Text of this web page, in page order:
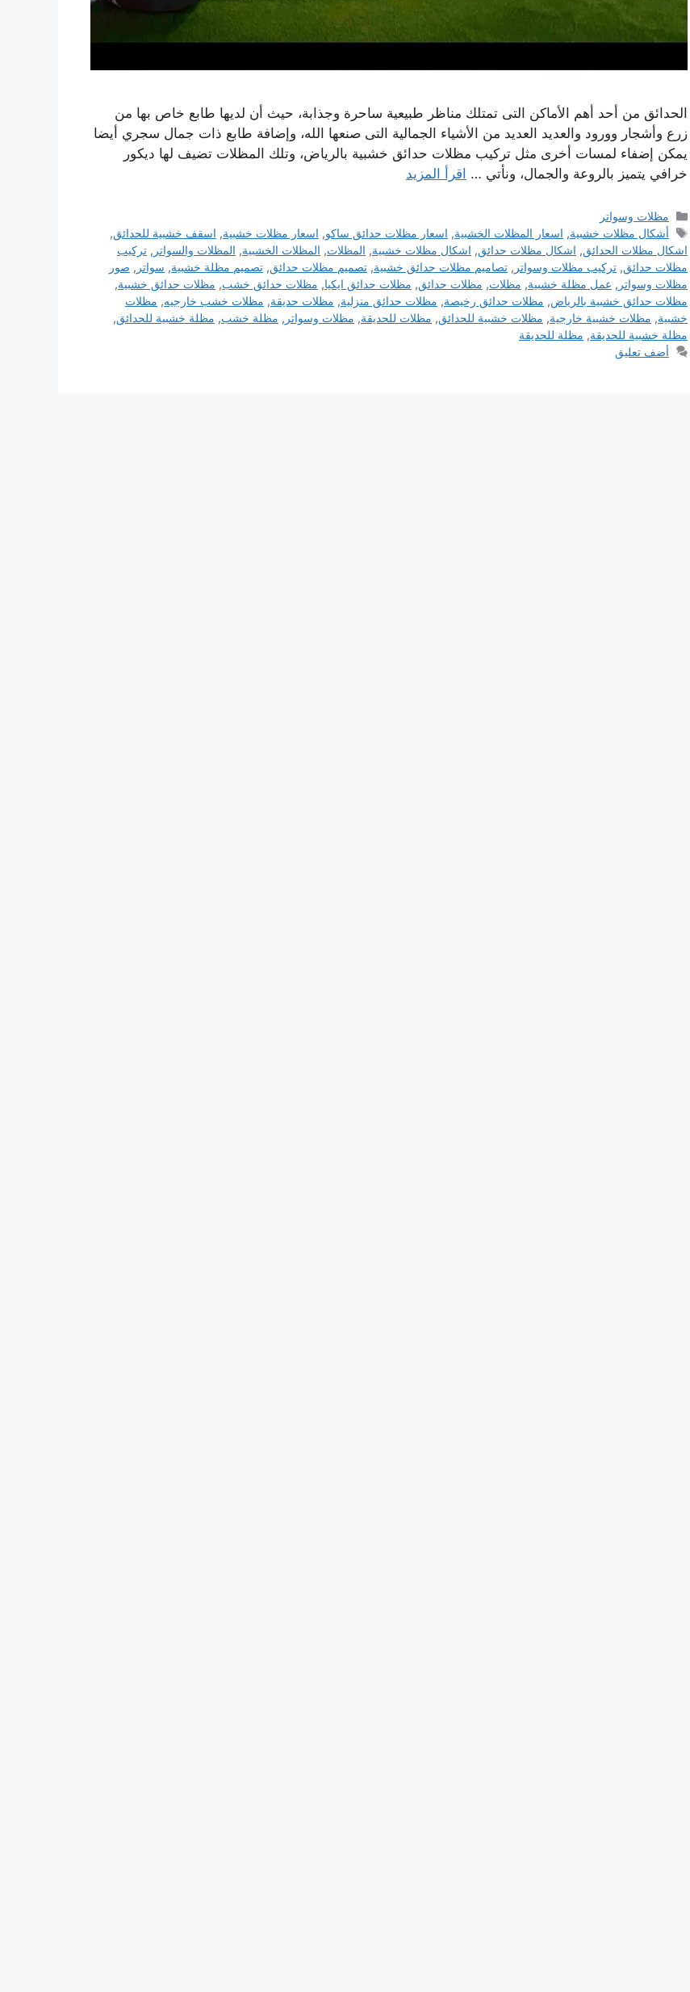
الحدائق من أحد أهم الأماكن التى تمتلك مناظر طبيعية ساحرة وجذابة، حيث أن لديها طابع خاص بها من
زرع وأشجار وورود والعديد العديد من الأشياء الجمالية التى صنعها الله، وإضافة طابع ذات جمال سجري أيضا
يمكن إضفاء لمسات أخرى مثل تركيب مظلات حدائق خشبية بالرياض، وتلك المظلات تضيف لها ديكور
خرافي يتميز بالروعة والجمال، ونأتي … اقرأ المزيد
التصنيفات
مظلات وسواتر
الوسوم
أشكال مظلات خشبية, اسعار المظلات الخشبية, اسعار مظلات حدائق ساكو, اسعار مظلات خشبية, اسقف خشبية للحدائق,
اشكال مظلات الحدائق, اشكال مظلات حدائق, اشكال مظلات خشبية, المظلات, المظلات الخشبية, المظلات والسواتر , تركيب
مظلات حدائق, تركيب مظلات وسواتر , تصاميم مظلات حدائق خشبية, تصميم مظلات حدائق, تصميم مظلة خشبية, سواتر , صور
مظلات وسواتر , عمل مظلة خشبية, مظلات, مظلات حدائق, مظلات حدائق ايكيا, مظلات حدائق خشب, مظلات حدائق خشبية,
مظلات حدائق خشبية بالرياض, مظلات حدائق رخيصة, مظلات حدائق منزلية, مظلات حديقة, مظلات خشب خارجيه, مظلات
خشبية, مظلات خشبية خارجية, مظلات خشبية للحدائق, مظلات للحديقة, مظلات وسواتر , مظلة خشب, مظلة خشبية للحدائق,
مظلة خشبية للحديقة, مظلة للحديقة
أضف تعليق